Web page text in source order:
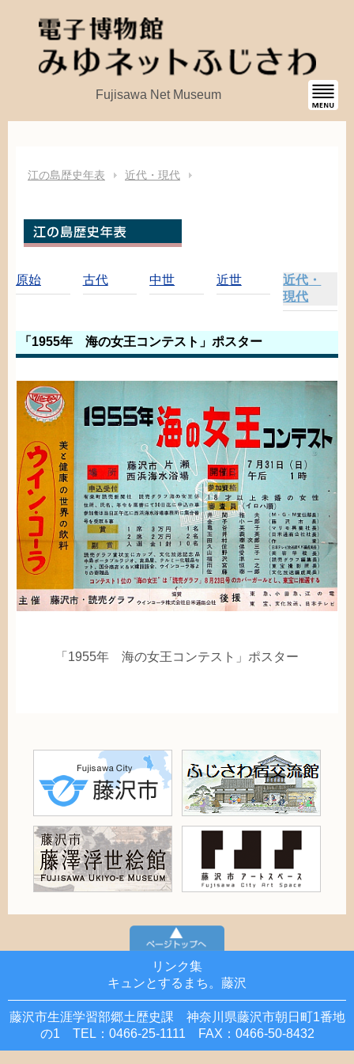
Fujisawa Net Museum
江の島歴史年表 近代 ・ 現代
原始 古代 中世 近世 近代 ・
現代
「1955年 海の女王コンテスト」ポスター
「1955年 海の女王コンテスト」ポスター
リンク集
キュンとするまち。藤沢
藤沢市生涯学習部郷土歴史課 神奈川県藤沢市朝日町1番地
の1 TEL：0466-25-1111 FAX：0466-50-8432